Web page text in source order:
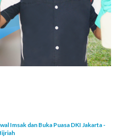
Imsak dan Buka Puasa DKI Jakarta -